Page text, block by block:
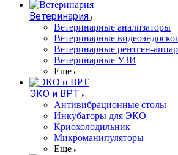
Ветеринария
Ветеринарные анализаторы
Ветеринарные
Ветеринарные рентген-
Ветеринарные УЗИ
Еще
ЭКО и ВРТ
Антивибрационные столы
Инкубаторы для ЭКО
Криохолодильник
Микроманипуляторы
Еще